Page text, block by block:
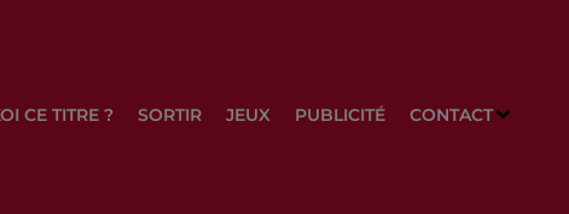
CE TITRE ? SORTIR JEUX PUBLICITÉ CONTACT